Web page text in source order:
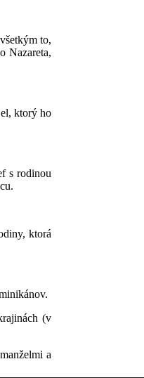
to,
Nazareta,
ktorý ho
s rodinou
ktorá
(v
a